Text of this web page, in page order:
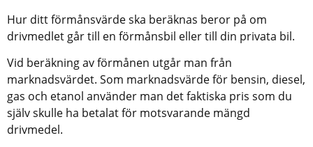
Hur ditt förmånsvärde ska beräknas beror på om
drivmedlet går till en förmånsbil eller till din privata bil.
Vid beräkning av förmånen utgår man från
marknadsvärdet. Som marknadsvärde för bensin, diesel,
gas och etanol använder man det faktiska pris som du
själv skulle ha betalat för motsvarande mängd
drivmedel.